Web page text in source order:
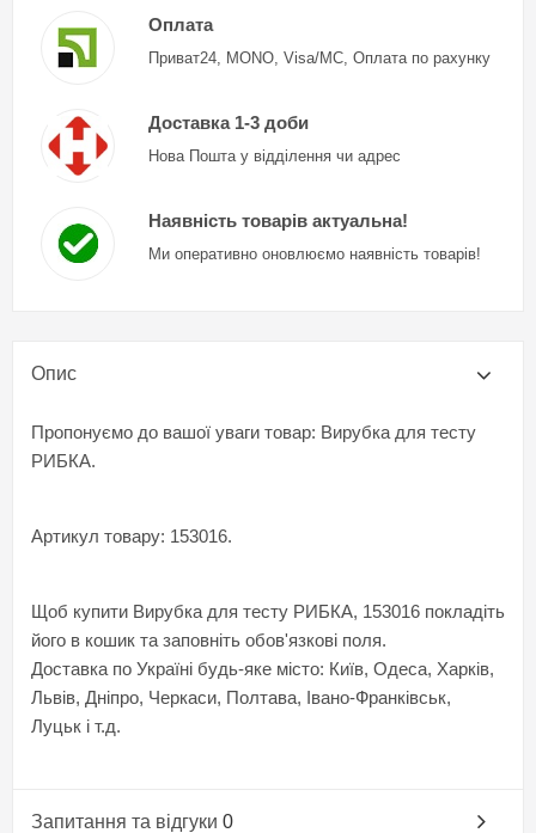
Оплата
Приват24, MONO, Visa/MC, Оплата по рахунку
Доставка 1-3 доби
Нова Пошта у відділення чи адрес
Наявність товарів актуальна!
Ми оперативно оновлюємо наявність товарів!
Опис
Пропонуємо до вашої уваги товар: Вирубка для тесту
РИБКА.
Артикул товару: 153016.
Щоб купити Вирубка для тесту РИБКА, 153016 покладіть
його в кошик та заповніть обов'язкові поля.
Доставка по Україні будь-яке місто: Київ, Одеса, Харків,
Львів, Дніпро, Черкаси, Полтава, Івано-Франківськ,
Луцьк і т.д.
Запитання та відгуки 0